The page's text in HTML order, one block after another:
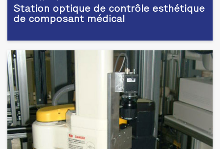
Station optique de contrôle esthétique
de composant médical